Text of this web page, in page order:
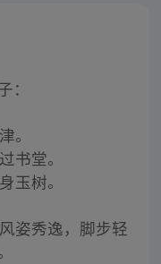
。
书堂。
玉树。
姿秀逸，脚步轻